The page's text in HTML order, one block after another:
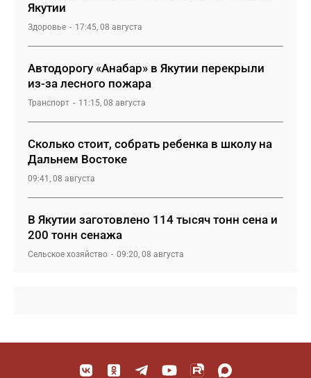
Якутии
Здоровье 17:45, 08 августа
Автодорогу «Анабар» в Якутии перекрыли
из-за лесного пожара
Транспорт 11:15, 08 августа
Сколько стоит, собрать ребенка в школу на
Дальнем Востоке
09:41, 08 августа
В Якутии заготовлено 114 тысяч тонн сена и
200 тонн сенажа
Сельское хозяйство 09:20, 08 августа